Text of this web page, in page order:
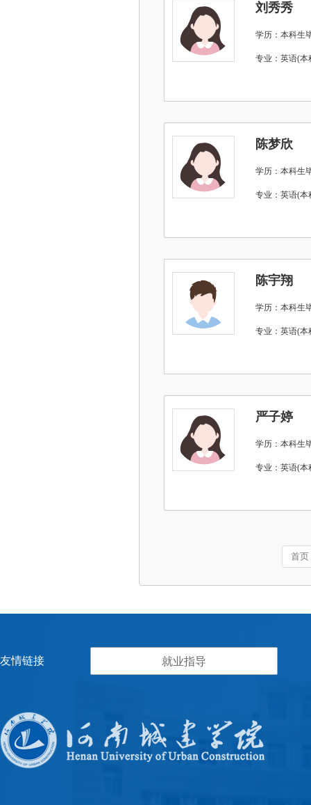
刘秀秀
学历：本科生
专业：英语(本
陈梦欣
学历：本科生
专业：英语(本
陈宇翔
学历：本科生
专业：英语(本
严子婷
学历：本科生
专业：英语(本
首页
友情链接 就业指导